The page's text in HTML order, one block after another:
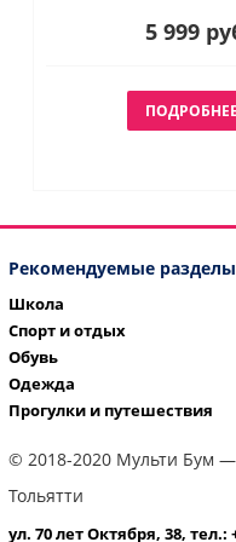
5 999
ПОДРОБНЕЕ
Рекомендуемые разделы
Школа
Спорт и отдых
Обувь
Одежда
Прогулки и путешествия
© 2018-2020 Мульти Бум —
Тольятти
ул. 70 лет Октября, 38, тел.: